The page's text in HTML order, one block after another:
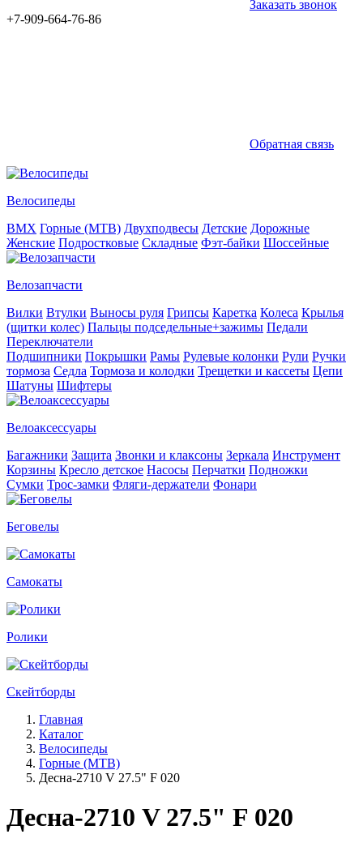
Заказать звонок
+7-909-664-76-86
Обратная связь
Велосипеды
BMX Горные (MTB) Двухподвесы Детские Дорожные
Женские Подростковые Складные Фэт-байки Шоссейные
Велозапчасти
Вилки Втулки Выносы руля Грипсы Каретка Колеса Крылья
(щитки колес) Пальцы подседельные+зажимы Педали
Переключатели
Подшипники Покрышки Рамы Рулевые колонки Рули Ручки
тормоза Седла Тормоза и колодки Трещетки и кассеты Цепи
Шатуны Шифтеры
Велоаксессуары
Багажники Защита Звонки и клаксоны Зеркала Инструмент
Корзины Кресло детское Насосы Перчатки Подножки
Сумки Трос-замки Фляги-держатели Фонари
Беговелы
Самокаты
Ролики
Скейтборды
Главная
Каталог
Велосипеды
Горные (MTB)
Десна-2710 V 27.5" F 020
Десна-2710 V 27.5" F 020